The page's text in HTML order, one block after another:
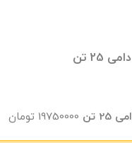
تن
تن